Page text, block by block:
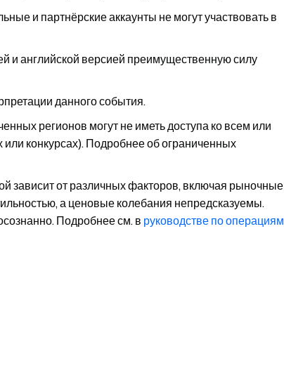
и партнёрские аккаунты не могут участвовать в
и английской версией преимущественную силу
данного события.
регионов могут не иметь доступа ко всем или
или конкурсах). Подробнее об ограниченных
зависит от различных факторов, включая рыночные
а ценовые колебания непредсказуемы.
Подробнее см. в руководстве по операциям